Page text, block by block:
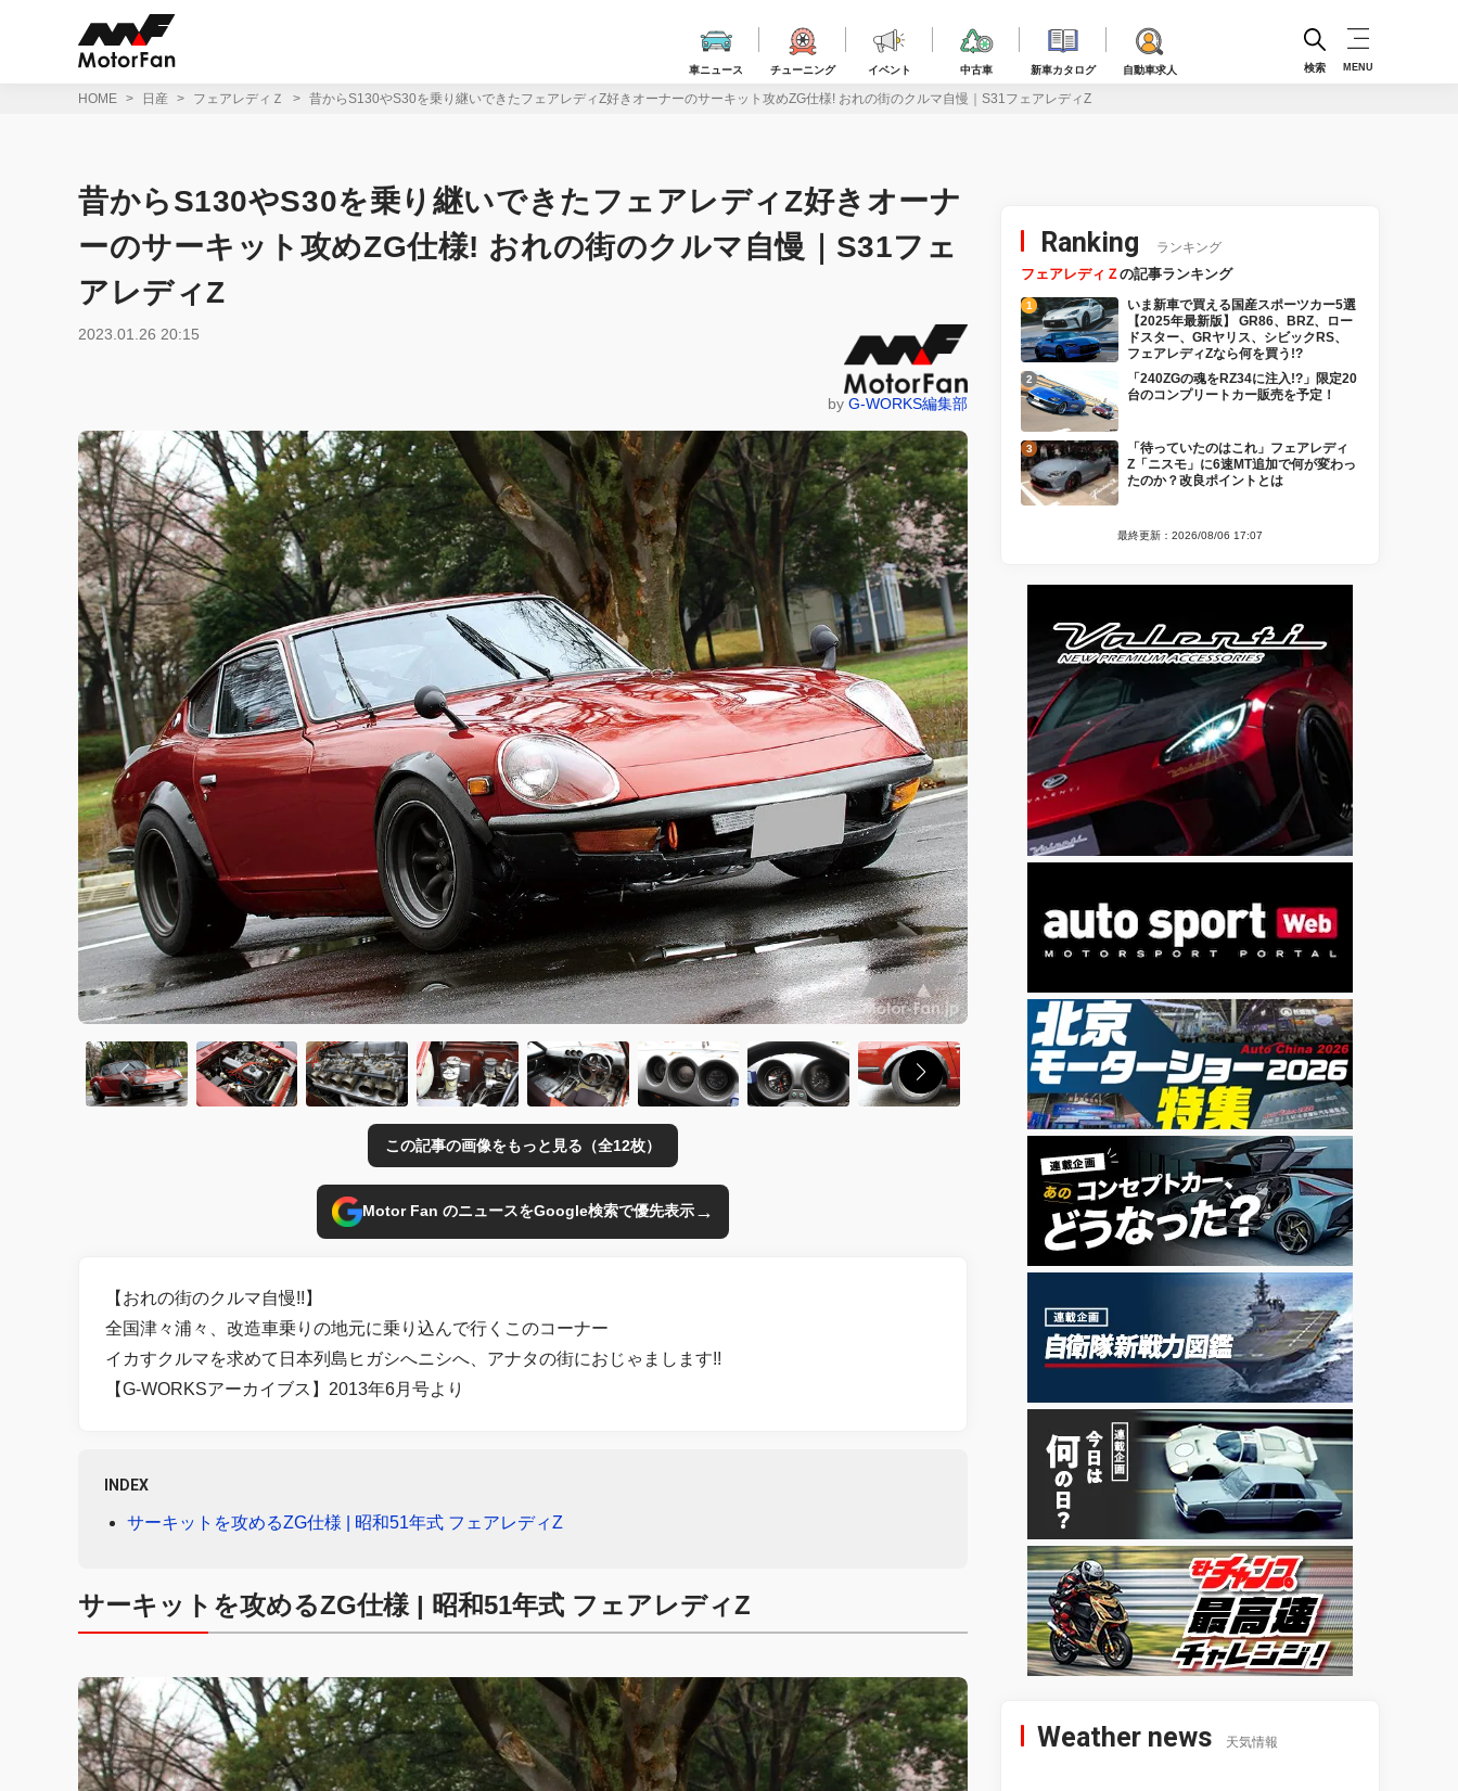
車ニュース チューニング イベント 中古車 新車カタログ 自動車求人 検索 MENU
HOME 日産 フェアレディＺ 昔からS130やS30を乗り継いできたフェアレディZ好きオーナーのサーキット攻めZG仕様! おれの街のクルマ自慢｜S31フェアレディZ
昔からS130やS30を乗り継いできたフェアレディZ好きオーナ
ーのサーキット攻めZG仕様! おれの街のクルマ自慢｜S31フェ
アレディZ
2023.01.26 20:15
by G-WORKS編集部
この記事の画像をもっと見る（全12枚）
Motor Fan のニュースをGoogle検索で優先表示→
【おれの街のクルマ自慢!!】
全国津々浦々、改造車乗りの地元に乗り込んで行くこのコーナー
イカすクルマを求めて日本列島ヒガシへニシへ、アナタの街におじゃまします!!
【G-WORKSアーカイブス】2013年6月号より
INDEX
サーキットを攻めるZG仕様 | 昭和51年式 フェアレディZ
サーキットを攻めるZG仕様 | 昭和51年式 フェアレディZ
Ranking ランキング
フェアレディＺの記事ランキング
いま新車で買える国産スポーツカー5選
【2025年最新版】 GR86、BRZ、ロー
ドスター、GRヤリス、シビックRS、
フェアレディZなら何を買う!?
「240ZGの魂をRZ34に注入!?」限定20
台のコンプリートカー販売を予定！
「待っていたのはこれ」フェアレディ
Z「ニスモ」に6速MT追加で何が変わっ
たのか？改良ポイントとは
最終更新：2026/08/06 17:07
Weather news 天気情報